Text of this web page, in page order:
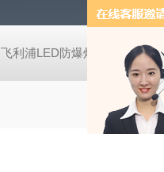
飞利浦LED防爆灯 欧司朗